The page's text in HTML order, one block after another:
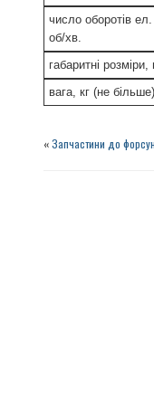
число оборотів
об/хв.
габаритні
вага, кг (не більше)
«Запчастини до